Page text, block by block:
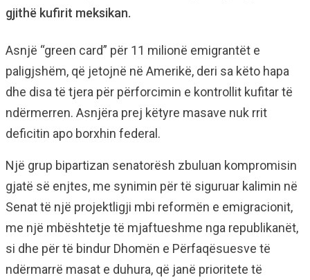
gjithë kufirit meksikan.
Asnjë “green card” për 11 milionë emigrantët e
paligjshëm, që jetojnë në Amerikë, deri sa këto hapa
dhe disa të tjera për përforcimin e kontrollit kufitar të
ndërmerren. Asnjëra prej këtyre masave nuk rrit
deficitin apo borxhin federal.
Një grup bipartizan senatorësh zbuluan kompromisin
gjatë së enjtes, me synimin për të siguruar kalimin në
Senat të një projektligji mbi reformën e emigracionit,
me një mbështetje të mjaftueshme nga republikanët,
si dhe për të bindur Dhomën e Përfaqësuesve të
ndërmarrë masat e duhura, që janë prioritete të